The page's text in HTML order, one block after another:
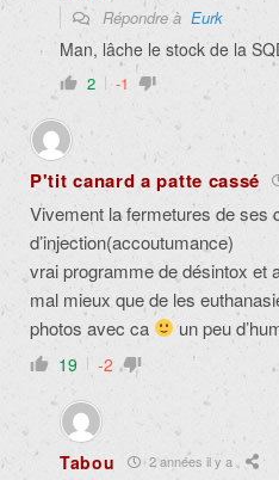
Répondre à Eurk
Man, lâche le stock de la
2 -1
P'tit canard a patte cassé
Vivement la fermetures de ses
d’injection(accoutumance)
vrai programme de désintox et
mal mieux que de les
photos avec ca
un peu
19 -2
Tabou 2 années il y a